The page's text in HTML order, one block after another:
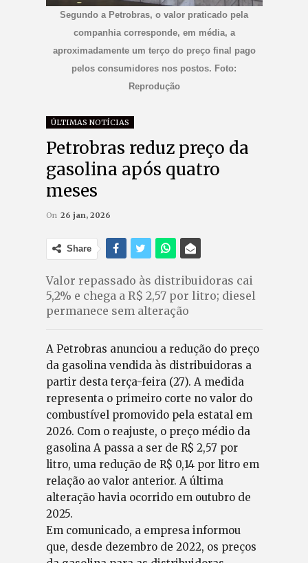
Segundo a Petrobras, o valor praticado pela
companhia corresponde, em média, a
aproximadamente um terço do preço final pago
pelos consumidores nos postos. Foto:
Reprodução
ÚLTIMAS NOTÍCIAS
Petrobras reduz preço da
gasolina após quatro
meses
On 26 jan, 2026
Share
Valor repassado às distribuidoras cai
5,2% e chega a R$ 2,57 por litro; diesel
permanece sem alteração
A Petrobras anunciou a redução do preço
da gasolina vendida às distribuidoras a
partir desta terça-feira (27). A medida
representa o primeiro corte no valor do
combustível promovido pela estatal em
2026. Com o reajuste, o preço médio da
gasolina A passa a ser de R$ 2,57 por
litro, uma redução de R$ 0,14 por litro em
relação ao valor anterior. A última
alteração havia ocorrido em outubro de
2025.
Em comunicado, a empresa informou
que, desde dezembro de 2022, os preços